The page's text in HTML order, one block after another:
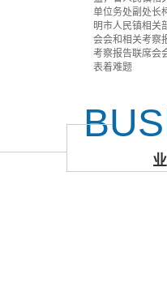
单位务处副处长
明市人民镇相关
会会和相关考察
考察报告联席会
表着难题